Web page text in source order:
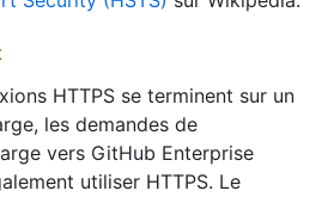
HTTPS se terminent sur un
les demandes de
vers GitHub Enterprise
utiliser HTTPS. Le